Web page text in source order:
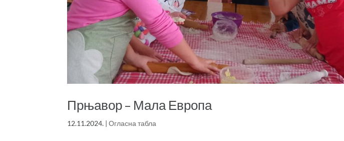
Прњавор – Мала Европа
12.11.2024. |Огласна табла